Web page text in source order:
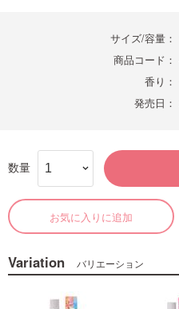
サイズ/容量：
商品コード：
香り：
発売日：
数量
お気に入りに追加
Variation バリエーション